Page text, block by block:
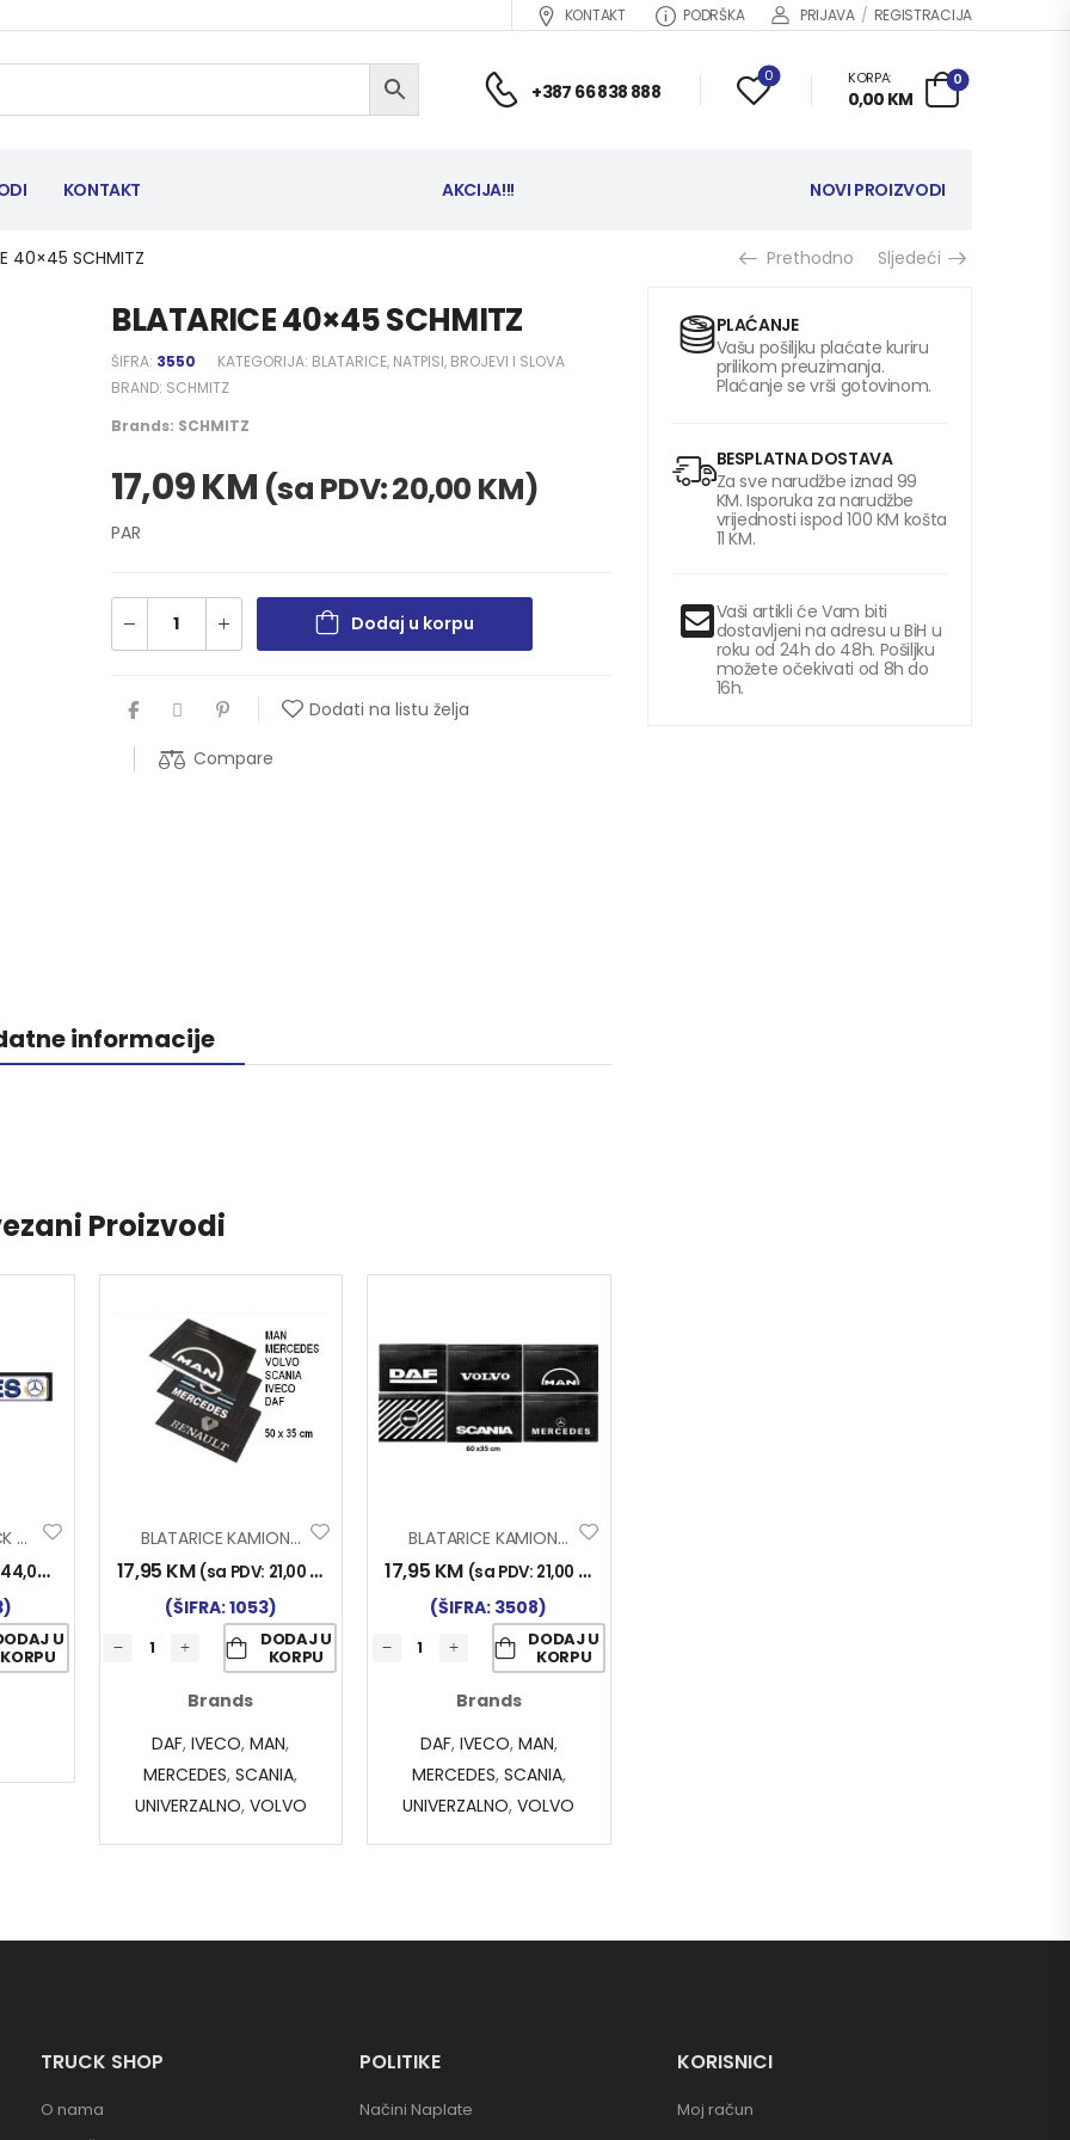
KONTAKT PODRŠKA PRIJAVA / REGISTRACIJA
+387 66 838 888
0 KORPA:
0,00 KM
0
KONTAKT AKCIJA!!! NOVI PROIZVODI
40×45 SCHMITZ Prethodno Sljedeći
BLATARICE 40×45 SCHMITZ
ŠIFRA: 3550 KATEGORIJA: BLATARICE, NATPISI, BROJEVI I SLOVA
BRAND: SCHMITZ
Brands: SCHMITZ
17,09KM (sa PDV:20,00 KM)
PAR
Dodaj u korpu
Dodati na listu želja
Compare
informacije
Proizvodi
BLATARICE TRUCK ŠLEPA MERCEDES
44,00 KM
U
KORPU
BLATARICE KAMION TR
17,95 KM (sa PDV: 21,00 KM
(ŠIFRA: 1053)
DODAJ U
KORPU
Brands
DAF,IVECO,MAN,
MERCEDES,SCANIA,
UNIVERZALNO, VOLVO
BLATARICE KAMION TIPSKE ORG
17,95 KM (sa PDV: 21,00 KM
(ŠIFRA: 3508)
DODAJ U
KORPU
Brands
DAF, IVECO, MAN,
MERCEDES, SCANIA,
UNIVERZALNO,VOLVO
PLAĆANJE
Vašu pošiljku plaćate kuriru
prilikom preuzimanja.
Plaćanje se vrši gotovinom.
BESPLATNA DOSTAVA
Za sve narudžbe iznad 99
KM. Isporuka za narudžbe
vrijednosti ispod 100 KM košta
11 KM.
Vaši artikli će Vam biti
dostavljeni na adresu u BiH u
roku od 24h do 48h. Pošiljku
možete očekivati od 8h do
16h.
TRUCK SHOP
O nama
POLITIKE
Načini Naplate
KORISNICI
Moj račun